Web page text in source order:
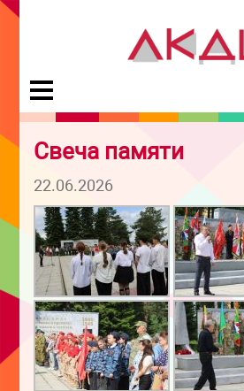
Свеча памяти
22.06.2026